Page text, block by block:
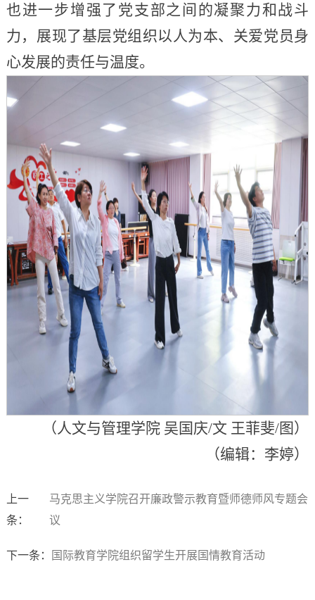
也进一步增强了党支部之间的凝聚力和战斗
力，展现了基层党组织以人为本、关爱党员身
心发展的责任与温度。
（人文与管理学院 吴国庆/文 王菲斐/图）
（编辑：李婷）
上一
条：
马克思主义学院召开廉政警示教育暨师德师风专题会
议
下一条： 国际教育学院组织留学生开展国情教育活动